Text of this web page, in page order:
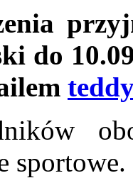
do
sportowe.